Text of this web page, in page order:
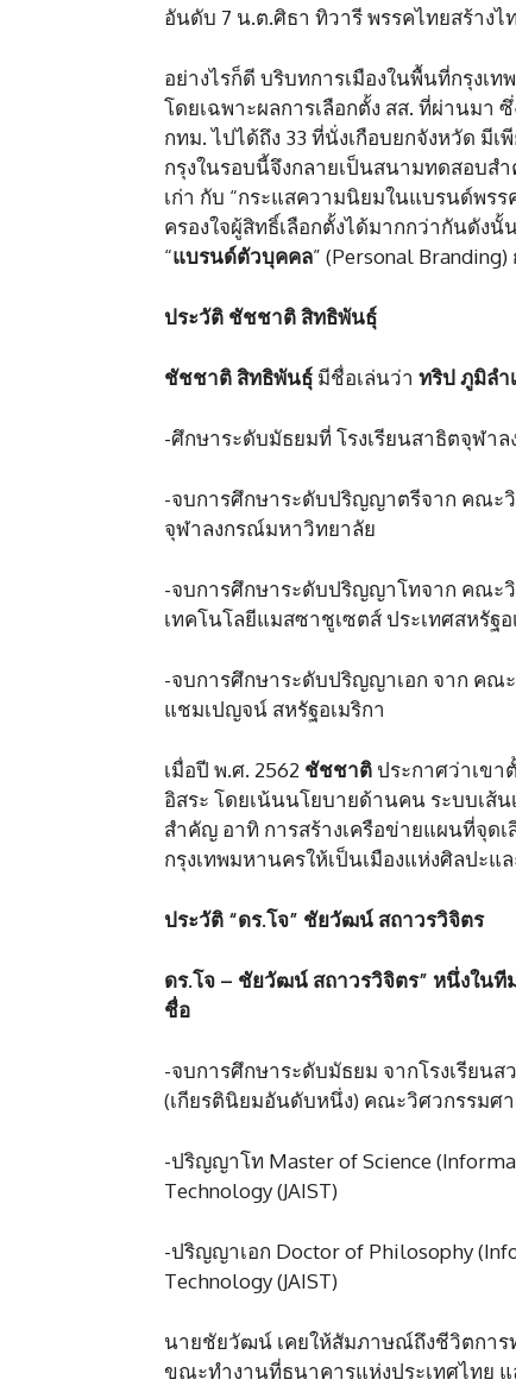
อันดับ 7 น.ต.ศิธา ทิวารี พรรคไทยสร้างไ
อย่างไรก็ดี บริบทการเมืองในพื้นที่กรุงเ
โดยเฉพาะผลการเลือกตั้ง สส. ที่ผ่านมา
กทม. ไปได้ถึง 33 ที่นั่งเกือบยกจังหวัด มีเ
กรุงในรอบนี้จึงกลายเป็นสนามทดสอบส
เก่า กับ “กระแสความนิยมในแบรนด์พร
ครองใจผู้สิทธิ์เลือกตั้งได้มากกว่ากันดัง
“แบรนด์ตัวบุคคล” (Personal Branding)
ประวัติ ชัชชาติ สิทธิพันธุ์
ชัชชาติ สิทธิพันธุ์ มีชื่อเล่นว่า ทริป ภูมิลำ
-ศึกษาระดับมัธยมที่ โรงเรียนสาธิตจุฬา
-จบการศึกษาระดับปริญญาตรีจาก คณะวิ
จุฬาลงกรณ์มหาวิทยาลัย
-จบการศึกษาระดับปริญญาโทจาก คณะ
เทคโนโลยีแมสซาชูเซตส์ ประเทศสหรัฐอ
-จบการศึกษาระดับปริญญาเอก จาก คณ
แชมเปญจน์ สหรัฐอเมริกา
เมื่อปี พ.ศ. 2562 ชัชชาติประกาศว่าเขา
อิสระ โดยเน้นนโยบายด้านคน ระบบเส้
สำคัญ อาทิ การสร้างเครือข่ายแผนที่จุด
กรุงเทพมหานครให้เป็นเมืองแห่งศิลปะแ
ประวัติ “ดร.โจ” ชัยวัฒน์ สถาวรวิจิตร
ดร.โจ – ชัยวัฒน์ สถาวรวิจิตร” หนึ่งใน
ชื่อ
-จบการศึกษาระดับมัธยม จากโรงเรียน
(เกียรตินิยมอันดับหนึ่ง) คณะวิศวกรรมศ
-ปริญญาโท Master of Science
Technology (JAIST)
-ปริญญาเอก Doctor of Philosophy
Technology (JAIST)
นายชัยวัฒน์ เคยให้สัมภาษณ์ถึงชีวิตการ
ขณะทำงานที่ธนาคารแห่งประเทศไทย